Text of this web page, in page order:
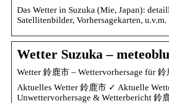
Das Wetter in Suzuka (Mie, Japan):
Satellitenbilder, Vorhersagekarten, u.v.m.
Wetter Suzuka –
Wetter 鈴鹿市 – Wettervorhersage für 鈴
Aktuelles Wetter 鈴鹿市 ✓ Aktuelle
Unwettervorhersage & Wetterbericht 鈴